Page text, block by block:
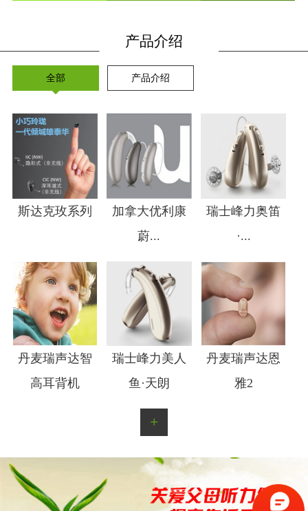
1 2 3 4
产品介绍
全部 产品介绍
斯达克玫系列
加拿大优利康
蔚...
瑞士峰力奥笛
·...
丹麦瑞声达智
高耳背机
瑞士峰力美人
鱼·天朗
丹麦瑞声达恩
雅2
+